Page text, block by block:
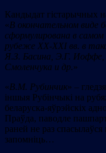
Кандыдат гістарычных
«В окончательном виде
сформулирована в самом
рубеже ХХ-ХХІ вв. в
Я.З. Басина, Э.Г.
Смоленчука и др.»
«В.М. Рубинчик» –
іншыя Рубінчыкі на
беларуска-яўрэйскіх
Праўда, паводле
раней не раз
запомніць…